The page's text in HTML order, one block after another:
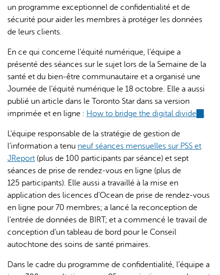
un programme exceptionnel de confidentialité et de
sécurité pour aider les membres à protéger les données
de leurs clients.
En ce qui concerne l’équité numérique, l’équipe a
présenté des séances sur le sujet lors de la Semaine de la
santé et du bien-être communautaire et a organisé une
Journée de l’équité numérique le 18 octobre. Elle a aussi
publié un article dans le Toronto Star dans sa version
imprimée et en ligne : How to bridge the digital divide (link
.
L’équipe responsable de la stratégie de gestion de
l’information a tenu neuf séances mensuelles sur PSS et
JReport (plus de 100 participants par séance) et sept
séances de prise de rendez-vous en ligne (plus de
125 participants). Elle aussi a travaillé à la mise en
application des licences d’Ocean de prise de rendez-vous
en ligne pour 70 membres; a lancé la reconception de
l’entrée de données de BIRT; et a commencé le travail de
conception d’un tableau de bord pour le Conseil
autochtone des soins de santé primaires.
Dans le cadre du programme de confidentialité, l’équipe a